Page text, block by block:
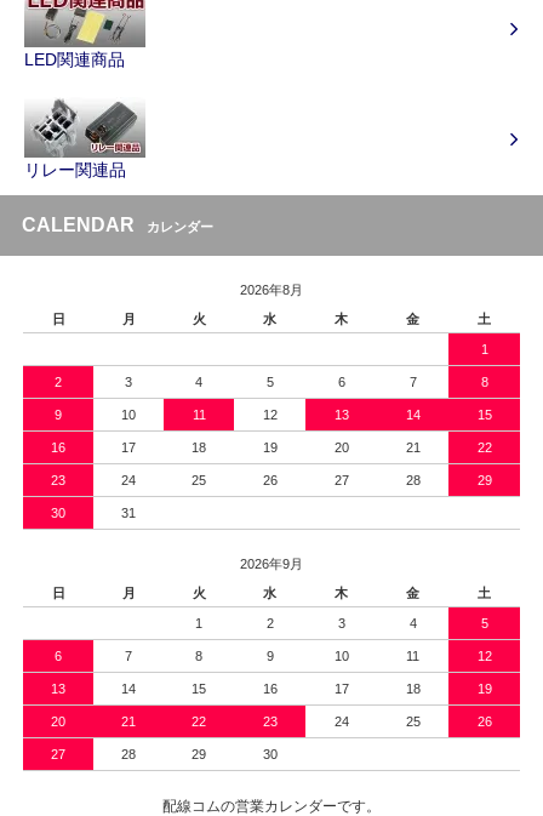
LED関連商品
リレー関連品
CALENDAR カレンダー
2026年8月
日
月 火 水 木 金 土
1
2 3 4 5 6 7 8
9 10 11 12 13 14 15
16 17 18 19 20 21 22
23 24 25 26 27 28 29
30 31
2026年9月
日
月 火 水 木 金 土
1 2 3 4 5
6 7 8 9 10 11 12
13 14 15 16 17 18 19
20 21 22 23 24 25 26
27 28 29 30
配線コムの営業カレンダーです。